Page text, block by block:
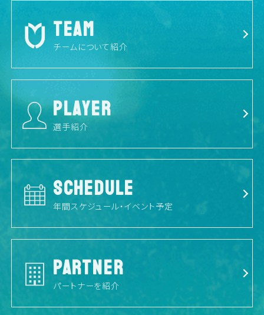
TEAM
チームについて紹介
PLAYER
選手紹介
SCHEDULE
年間スケジュール・イベント予定
PARTNER
パートナーを紹介